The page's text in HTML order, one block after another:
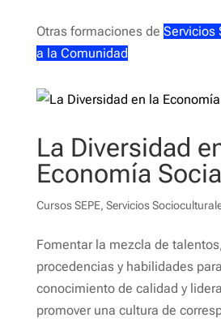
Otras formaciones de Servicios
a la Comunidad
La Diversidad
Economía
Cursos SEPE, Servicios
Fomentar la mezcla de
procedencias y habilidades
conocimiento de calidad y
promover una cultura de